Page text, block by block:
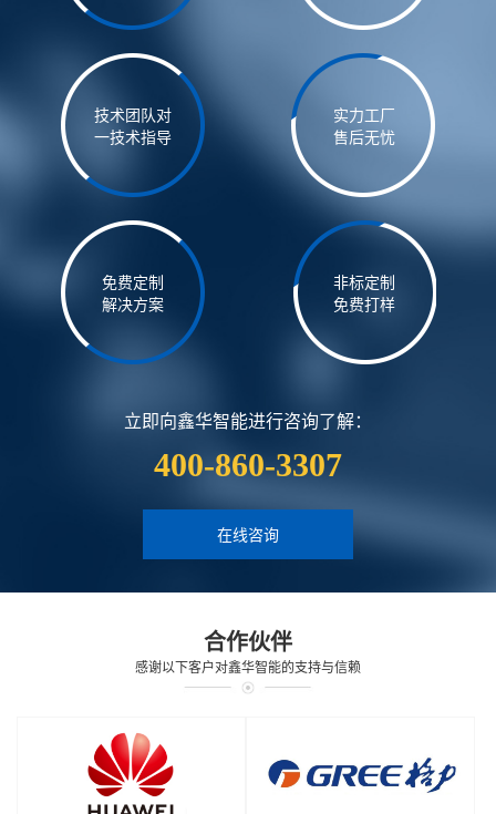
技术团队对
一技术指导
实力工厂
售后无忧
免费定制
解决方案
非标定制
免费打样
立即向鑫华智能进行咨询了解：
400-860-3307
在线咨询
合作伙伴
感谢以下客户对鑫华智能的支持与信赖